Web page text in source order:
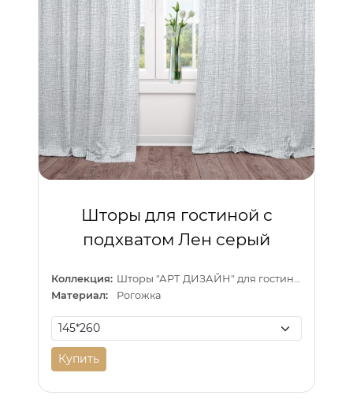
Шторы для гостиной с
подхватом Лен серый
Коллекция:
Материал:
Рогожка
Купить